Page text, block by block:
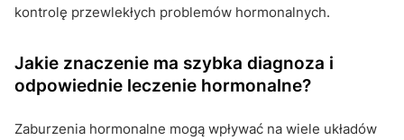
kontrolę przewlekłych problemów hormonalnych.
Jakie znaczenie ma szybka diagnoza i
odpowiednie leczenie hormonalne?
Zaburzenia hormonalne mogą wpływać na wiele układów